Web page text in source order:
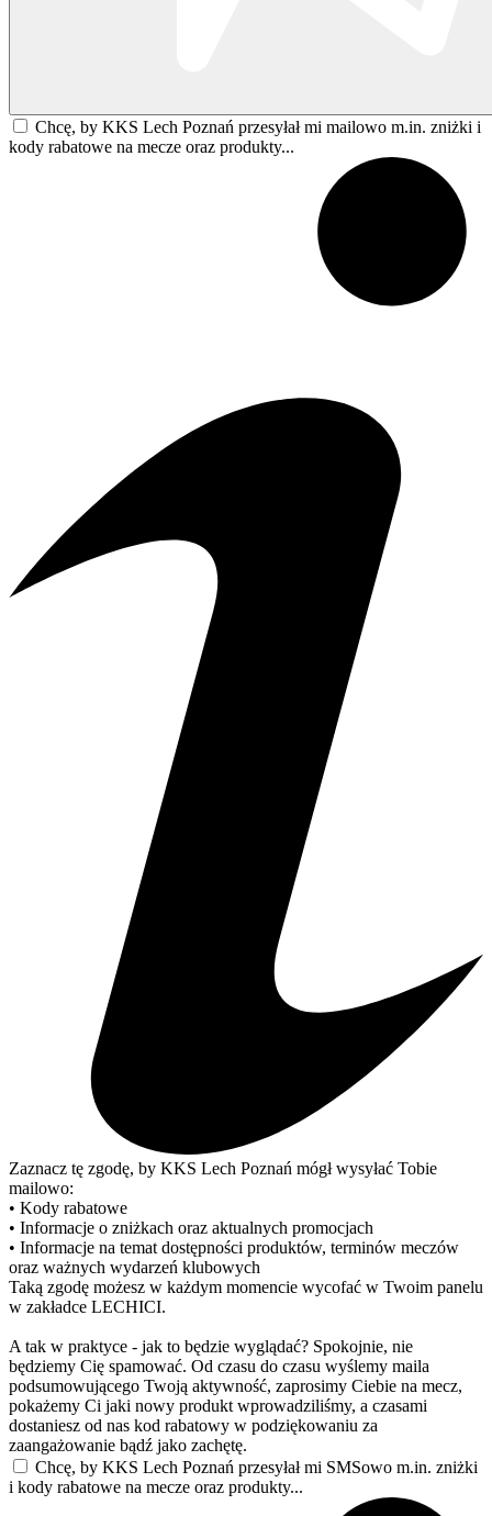
Chcę, by KKS Lech Poznań przesyłał mi mailowo m.in. zniżki i
kody rabatowe na mecze oraz produkty...
Zaznacz tę zgodę, by KKS Lech Poznań mógł wysyłać Tobie
mailowo:
• Kody rabatowe
• Informacje o zniżkach oraz aktualnych promocjach
• Informacje na temat dostępności produktów, terminów meczów
oraz ważnych wydarzeń klubowych
Taką zgodę możesz w każdym momencie wycofać w Twoim panelu
w zakładce LECHICI.
A tak w praktyce - jak to będzie wyglądać? Spokojnie, nie
będziemy Cię spamować. Od czasu do czasu wyślemy maila
podsumowującego Twoją aktywność, zaprosimy Ciebie na mecz,
pokażemy Ci jaki nowy produkt wprowadziliśmy, a czasami
dostaniesz od nas kod rabatowy w podziękowaniu za
zaangażowanie bądź jako zachętę.
Chcę, by KKS Lech Poznań przesyłał mi SMSowo m.in. zniżki
i kody rabatowe na mecze oraz produkty...